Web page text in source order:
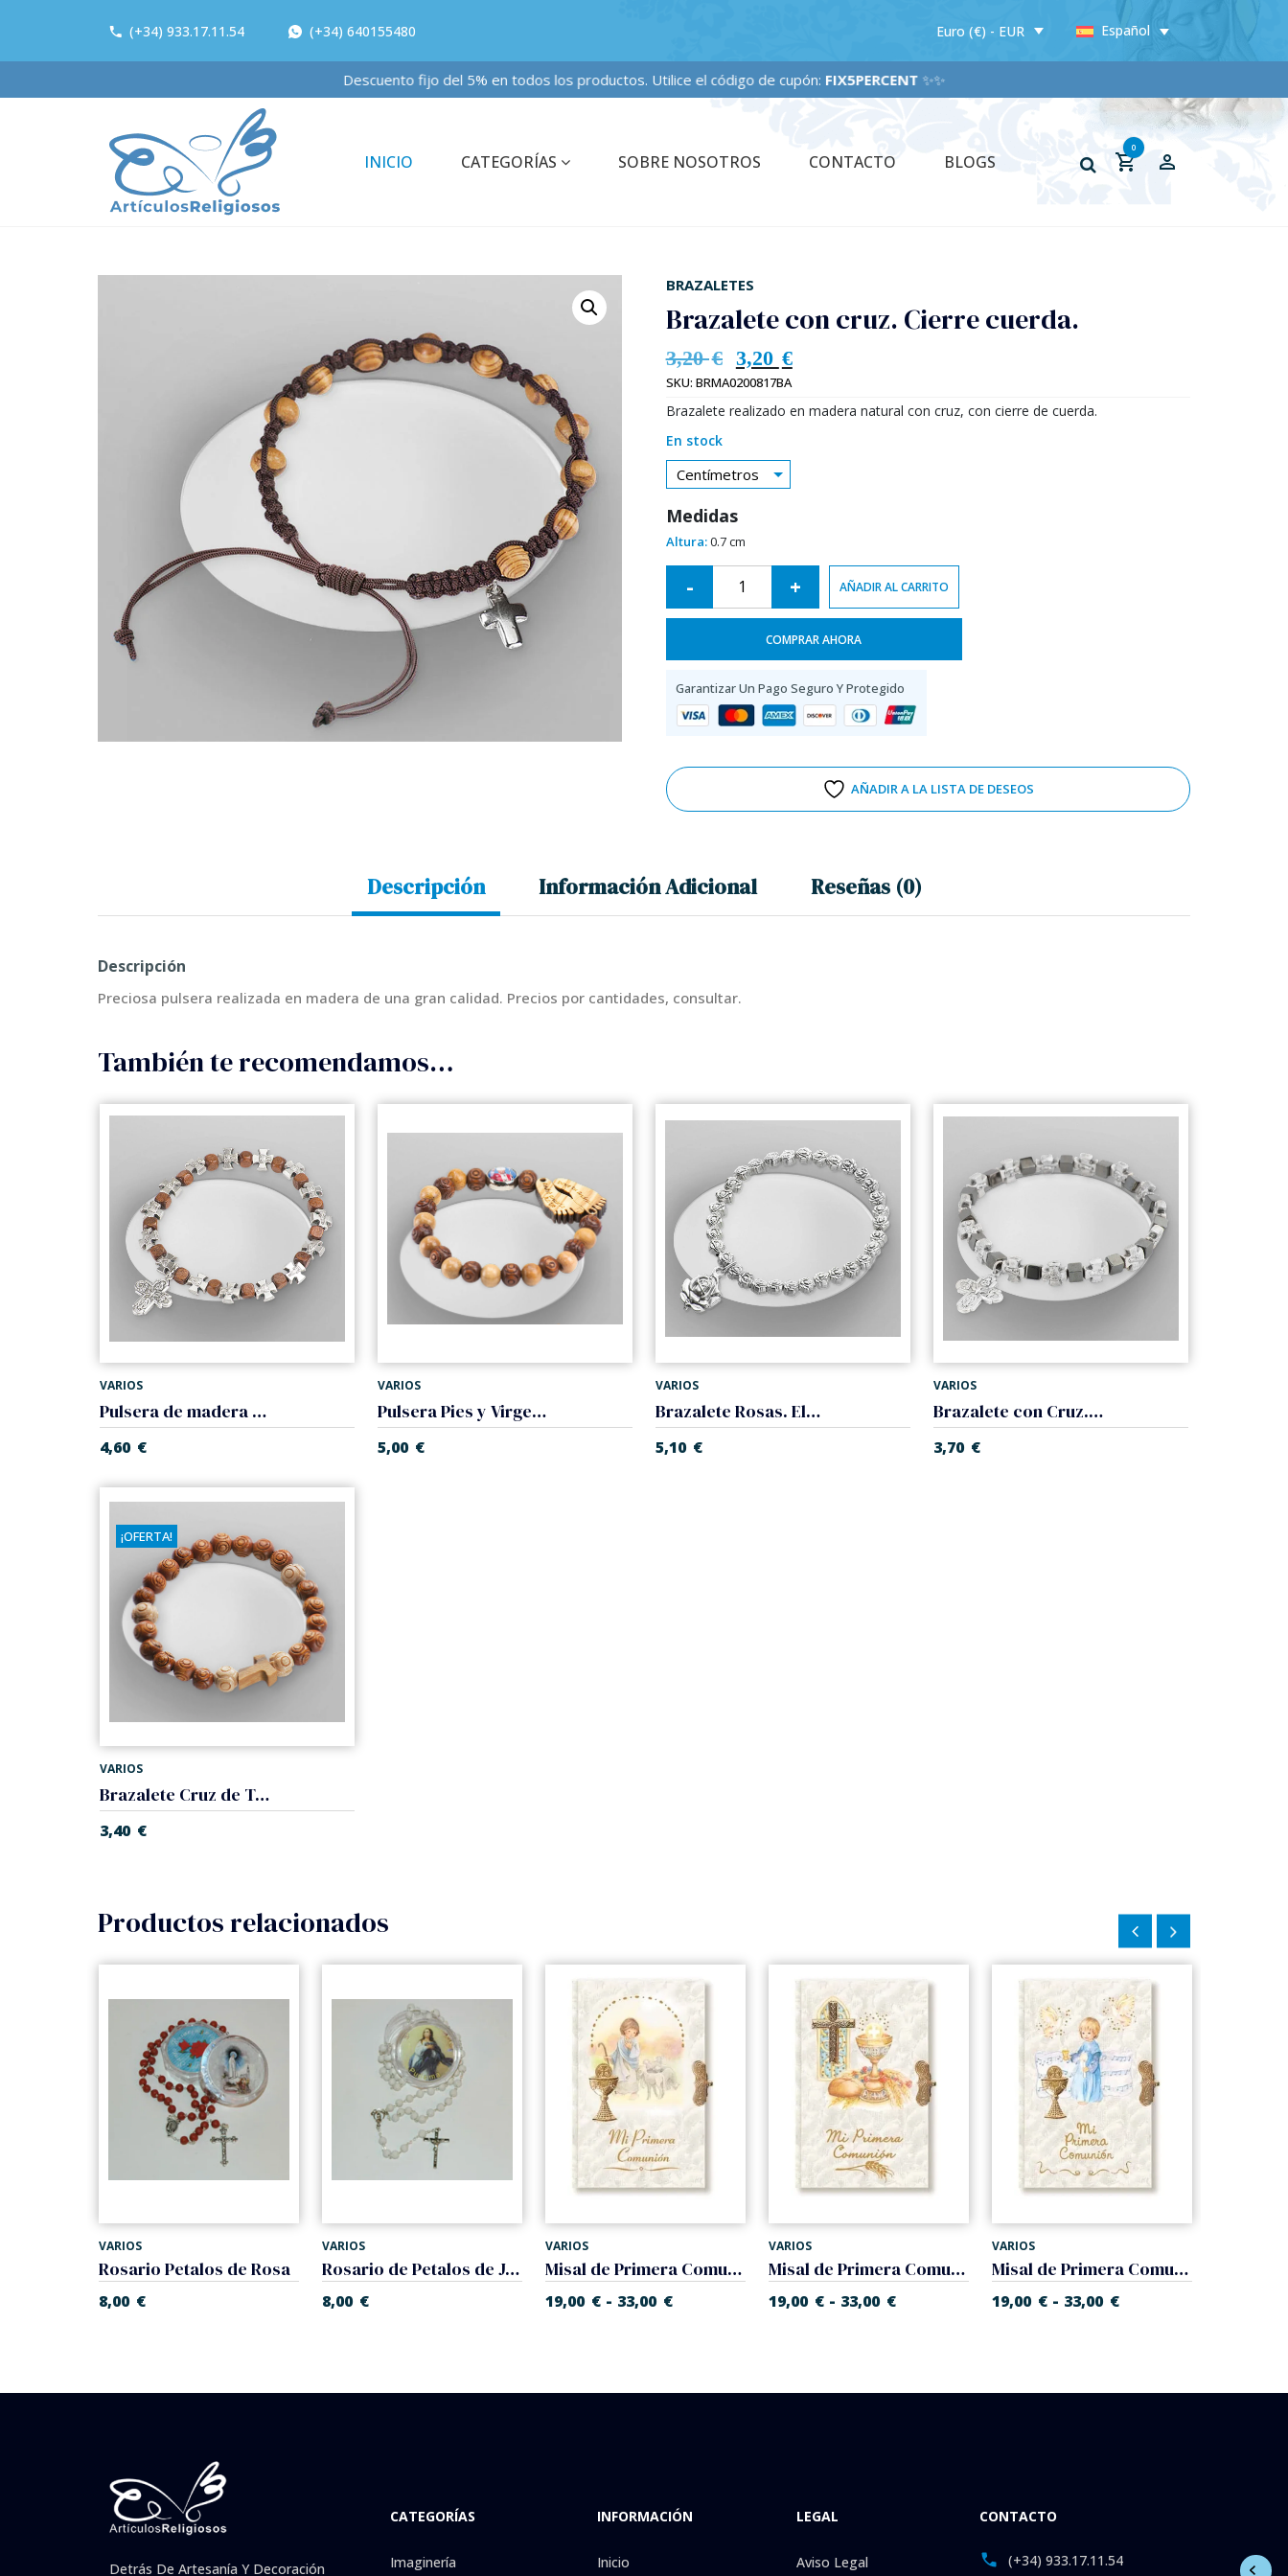
(+34) 933.17.11.54 (+34) 640155480 Euro (€) - EUR Español
Descuento fijo del 5% en todos los productos. Utilice el código de cupón:FIX5PERCENT✨✨
INICIO CATEGORÍAS SOBRE NOSOTROS CONTACTO BLOGS
0
BRAZALETES
Brazalete con cruz. Cierre cuerda.
3,20€ 3,20 €
SKU: BRMA0200817BA
Brazalete realizado en madera natural con cruz, con cierre de cuerda.
En stock
Centímetros
Medidas
Altura:0.7 cm
- + AÑADIR AL CARRITO
COMPRAR AHORA
Garantizar Un Pago Seguro Y Protegido
Alternative:
AÑADIR A LA LISTA DE DESEOS
Descripción Información Adicional Reseñas (0)
Descripción
Preciosa pulsera realizada en madera de una gran calidad. Precios por cantidades, consultar.
También te recomendamos…
VARIOS
Pulsera de madera con cruces. Elástico.
4,60 €
VARIOS
Pulsera Pies y Virgen Milagrosa. Elástico.
5,00 €
VARIOS
Brazalete Rosas. Elástico.
5,10 €
VARIOS
Brazalete con Cruz. Elástico
3,70 €
¡OFERTA!
VARIOS
Brazalete Cruz de Tau. Madera. Elástico
3,40 €
Productos relacionados
VARIOS
Rosario Petalos de Rosa
8,00 €
VARIOS
Rosario de Petalos de Jazmin
8,00 €
VARIOS
Misal de Primera Comunión, Devocionario.
19,00 € - 33,00 €
VARIOS
Misal de Primera Comunión, Devocionario.
19,00 € - 33,00 €
VARIOS
Misal de Primera Comunión, Devocionario.
19,00 € - 33,00 €
Detrás De Artesanía Y Decoración
CATEGORÍAS
Imaginería
INFORMACIÓN
Inicio
LEGAL
Aviso Legal
CONTACTO
(+34) 933.17.11.54